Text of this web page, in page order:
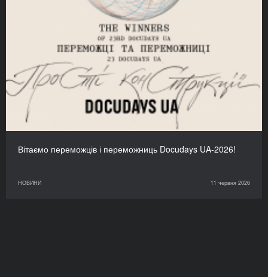
Вітаємо переможців і переможниць Docudays UA-2026!
НОВИНИ 11 червня 2026